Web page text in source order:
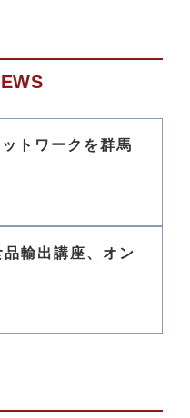
トワークを群馬
輸出講座、オン